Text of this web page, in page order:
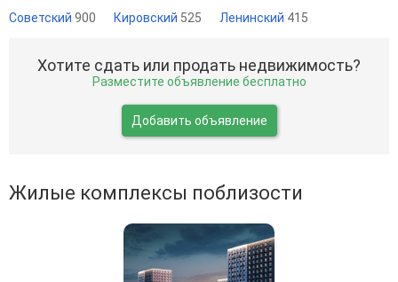
Советский 900 Кировский 525 Ленинский 415
Хотите сдать или продать недвижимость?
Разместите объявление бесплатно
Добавить объявление
Жилые комплексы поблизости